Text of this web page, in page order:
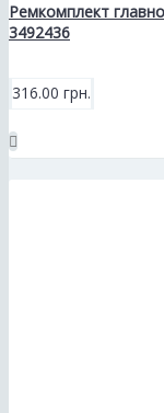
Ремкомплект
3492436
316.00 грн.